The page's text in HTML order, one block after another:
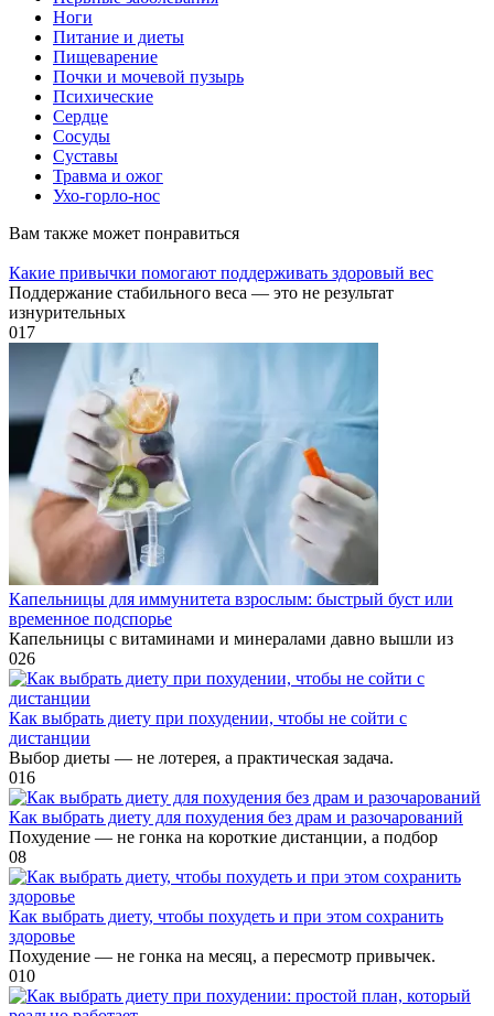
Ноги
Питание и диеты
Пищеварение
Почки и мочевой пузырь
Психические
Сердце
Сосуды
Суставы
Травма и ожог
Ухо-горло-нос
Вам также может понравиться
Какие привычки помогают поддерживать здоровый вес
Поддержание стабильного веса — это не результат
изнурительных
017
Капельницы для иммунитета взрослым: быстрый буст или
временное подспорье
Капельницы с витаминами и минералами давно вышли из
026
Как выбрать диету при похудении, чтобы не сойти с
дистанции
Выбор диеты — не лотерея, а практическая задача.
016
Как выбрать диету для похудения без драм и разочарований
Похудение — не гонка на короткие дистанции, а подбор
08
Как выбрать диету, чтобы похудеть и при этом сохранить
здоровье
Похудение — не гонка на месяц, а пересмотр привычек.
010